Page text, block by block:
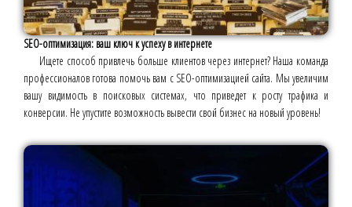
SEO-оптимизация: ваш ключ к успеху в интернете
Ищете способ привлечь больше клиентов через интернет? Наша команда
профессионалов готова помочь вам с SEO-оптимизацией сайта. Мы увеличим
вашу видимость в поисковых системах, что приведет к росту трафика и
конверсии. Не упустите возможность вывести свой бизнес на новый уровень!